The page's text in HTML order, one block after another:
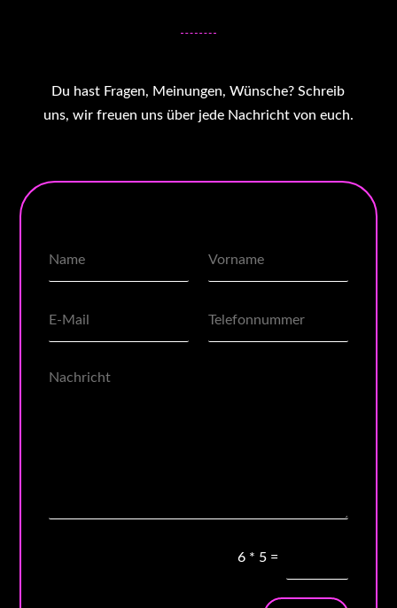
Du hast Fragen, Meinungen, Wünsche? Schreib
uns, wir freuen uns über jede Nachricht von euch.
6 * 5 =